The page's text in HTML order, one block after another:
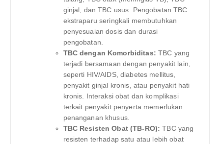
ginjal, dan TBC usus. Pengobatan TBC
ekstraparu seringkali membutuhkan
penyesuaian dosis dan durasi
pengobatan.
TBC dengan Komorbiditas: TBC yang
terjadi bersamaan dengan penyakit lain,
seperti HIV/AIDS, diabetes mellitus,
penyakit ginjal kronis, atau penyakit hati
kronis. Interaksi obat dan komplikasi
terkait penyakit penyerta memerlukan
penanganan khusus.
TBC Resisten Obat (TB-RO): TBC yang
resisten terhadap satu atau lebih obat